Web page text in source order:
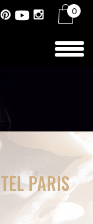
0
PARIS